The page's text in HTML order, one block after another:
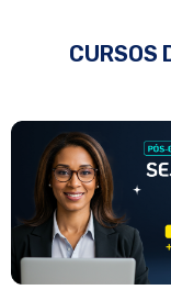
CURSOS